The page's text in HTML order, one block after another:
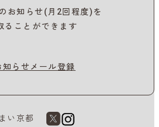
お知らせ(月2回程度)を
ることができます
知らせメール登録
い京都